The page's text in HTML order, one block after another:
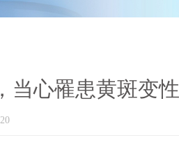
当心罹患黄斑变性